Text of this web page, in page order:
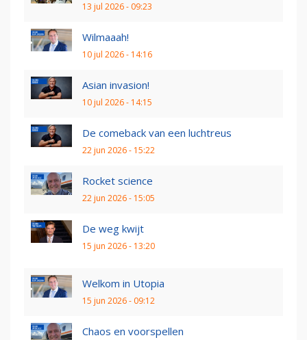
13 jul 2026 - 09:23
Wilmaaah!
10 jul 2026 - 14:16
Asian invasion!
10 jul 2026 - 14:15
De comeback van een luchtreus
22 jun 2026 - 15:22
Rocket science
22 jun 2026 - 15:05
De weg kwijt
15 jun 2026 - 13:20
Welkom in Utopia
15 jun 2026 - 09:12
Chaos en voorspellen